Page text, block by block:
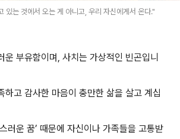
있는 것에서 오는 게 아니고, 우리 자신에게서 온다."
운 부유함이며, 사치는 가상적인 빈곤입니
하고 감사한 마음이 충만한 삶을 살고 계십
러운 꿈’ 때문에 자신이나 가족들을 고통받